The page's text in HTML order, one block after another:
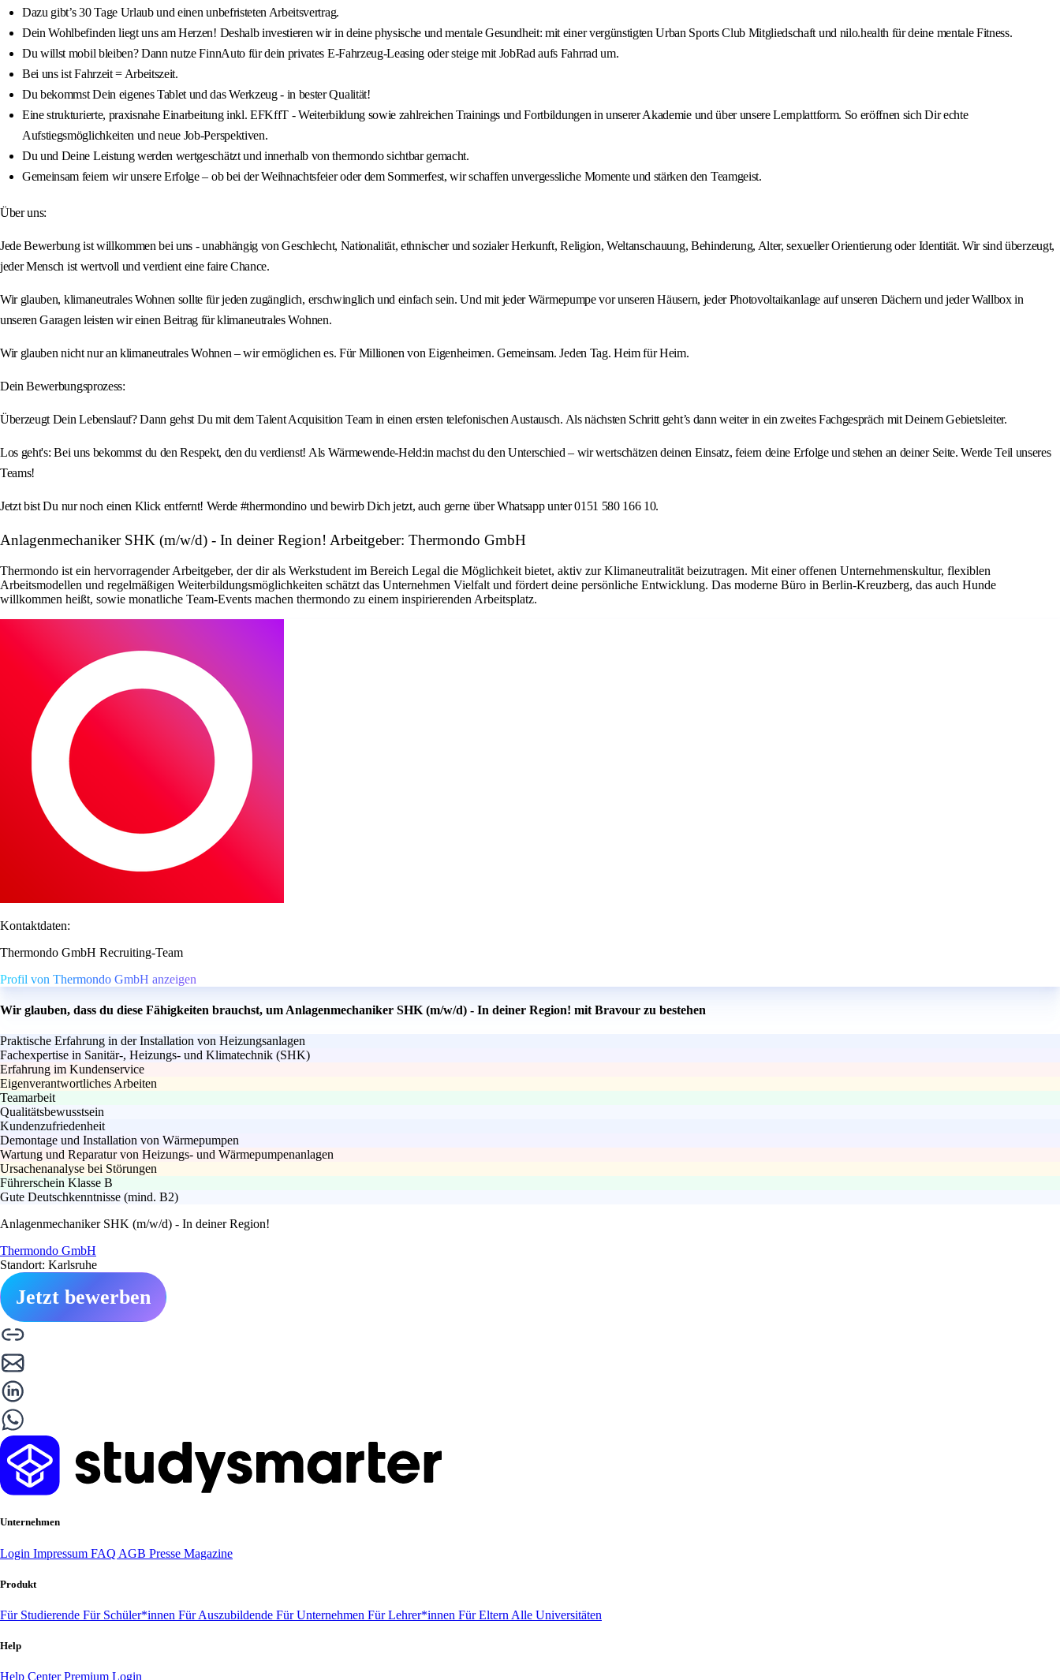
Dazu gibt’s 30 Tage Urlaub und einen unbefristeten Arbeitsvertrag.
Dein Wohlbefinden liegt uns am Herzen! Deshalb investieren wir in deine physische und mentale Gesundheit: mit einer vergünstigten Urban Sports Club Mitgliedschaft und nilo.health für deine mentale Fitness.
Du willst mobil bleiben? Dann nutze FinnAuto für dein privates E-Fahrzeug-Leasing oder steige mit JobRad aufs Fahrrad um.
Bei uns ist Fahrzeit = Arbeitszeit.
Du bekommst Dein eigenes Tablet und das Werkzeug - in bester Qualität!
Eine strukturierte, praxisnahe Einarbeitung inkl. EFKffT - Weiterbildung sowie zahlreichen Trainings und Fortbildungen in unserer Akademie und über unsere Lernplattform. So eröffnen sich Dir echte
Aufstiegsmöglichkeiten und neue Job-Perspektiven.
Du und Deine Leistung werden wertgeschätzt und innerhalb von thermondo sichtbar gemacht.
Gemeinsam feiern wir unsere Erfolge – ob bei der Weihnachtsfeier oder dem Sommerfest, wir schaffen unvergessliche Momente und stärken den Teamgeist.
Über uns:
Jede Bewerbung ist willkommen bei uns - unabhängig von Geschlecht, Nationalität, ethnischer und sozialer Herkunft, Religion, Weltanschauung, Behinderung, Alter, sexueller Orientierung oder Identität. Wir sind überzeugt,
jeder Mensch ist wertvoll und verdient eine faire Chance.
Wir glauben, klimaneutrales Wohnen sollte für jeden zugänglich, erschwinglich und einfach sein. Und mit jeder Wärmepumpe vor unseren Häusern, jeder Photovoltaikanlage auf unseren Dächern und jeder Wallbox in
unseren Garagen leisten wir einen Beitrag für klimaneutrales Wohnen.
Wir glauben nicht nur an klimaneutrales Wohnen – wir ermöglichen es. Für Millionen von Eigenheimen. Gemeinsam. Jeden Tag. Heim für Heim.
Dein Bewerbungsprozess:
Überzeugt Dein Lebenslauf? Dann gehst Du mit dem Talent Acquisition Team in einen ersten telefonischen Austausch. Als nächsten Schritt geht’s dann weiter in ein zweites Fachgespräch mit Deinem Gebietsleiter.
Los geht's: Bei uns bekommst du den Respekt, den du verdienst! Als Wärmewende-Held:in machst du den Unterschied – wir wertschätzen deinen Einsatz, feiern deine Erfolge und stehen an deiner Seite. Werde Teil unseres
Teams!
Jetzt bist Du nur noch einen Klick entfernt! Werde #thermondino und bewirb Dich jetzt, auch gerne über Whatsapp unter 0151 580 166 10.
Anlagenmechaniker SHK (m/w/d) - In deiner Region! Arbeitgeber: Thermondo GmbH
Thermondo ist ein hervorragender Arbeitgeber, der dir als Werkstudent im Bereich Legal die Möglichkeit bietet, aktiv zur Klimaneutralität beizutragen. Mit einer offenen Unternehmenskultur, flexiblen
Arbeitsmodellen und regelmäßigen Weiterbildungsmöglichkeiten schätzt das Unternehmen Vielfalt und fördert deine persönliche Entwicklung. Das moderne Büro in Berlin-Kreuzberg, das auch Hunde
willkommen heißt, sowie monatliche Team-Events machen thermondo zu einem inspirierenden Arbeitsplatz.
Kontaktdaten:
Thermondo GmbH Recruiting-Team
Profil von Thermondo GmbH anzeigen
Wir glauben, dass du diese Fähigkeiten brauchst, um Anlagenmechaniker SHK (m/w/d) - In deiner Region! mit Bravour zu bestehen
Praktische Erfahrung in der Installation von Heizungsanlagen
Fachexpertise in Sanitär-, Heizungs- und Klimatechnik (SHK)
Erfahrung im Kundenservice
Eigenverantwortliches Arbeiten
Teamarbeit
Qualitätsbewusstsein
Kundenzufriedenheit
Demontage und Installation von Wärmepumpen
Wartung und Reparatur von Heizungs- und Wärmepumpenanlagen
Ursachenanalyse bei Störungen
Führerschein Klasse B
Gute Deutschkenntnisse (mind. B2)
Anlagenmechaniker SHK (m/w/d) - In deiner Region!
Thermondo GmbH
Standort: Karlsruhe
Jetzt bewerben
Unternehmen
Login Impressum FAQ AGB Presse Magazine
Produkt
Für Studierende Für Schüler*innen Für Auszubildende Für Unternehmen Für Lehrer*innen Für Eltern Alle Universitäten
Help
Help CenterPremium Login